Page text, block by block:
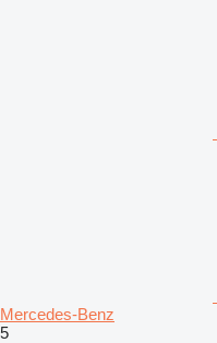
Mercedes-Benz
5